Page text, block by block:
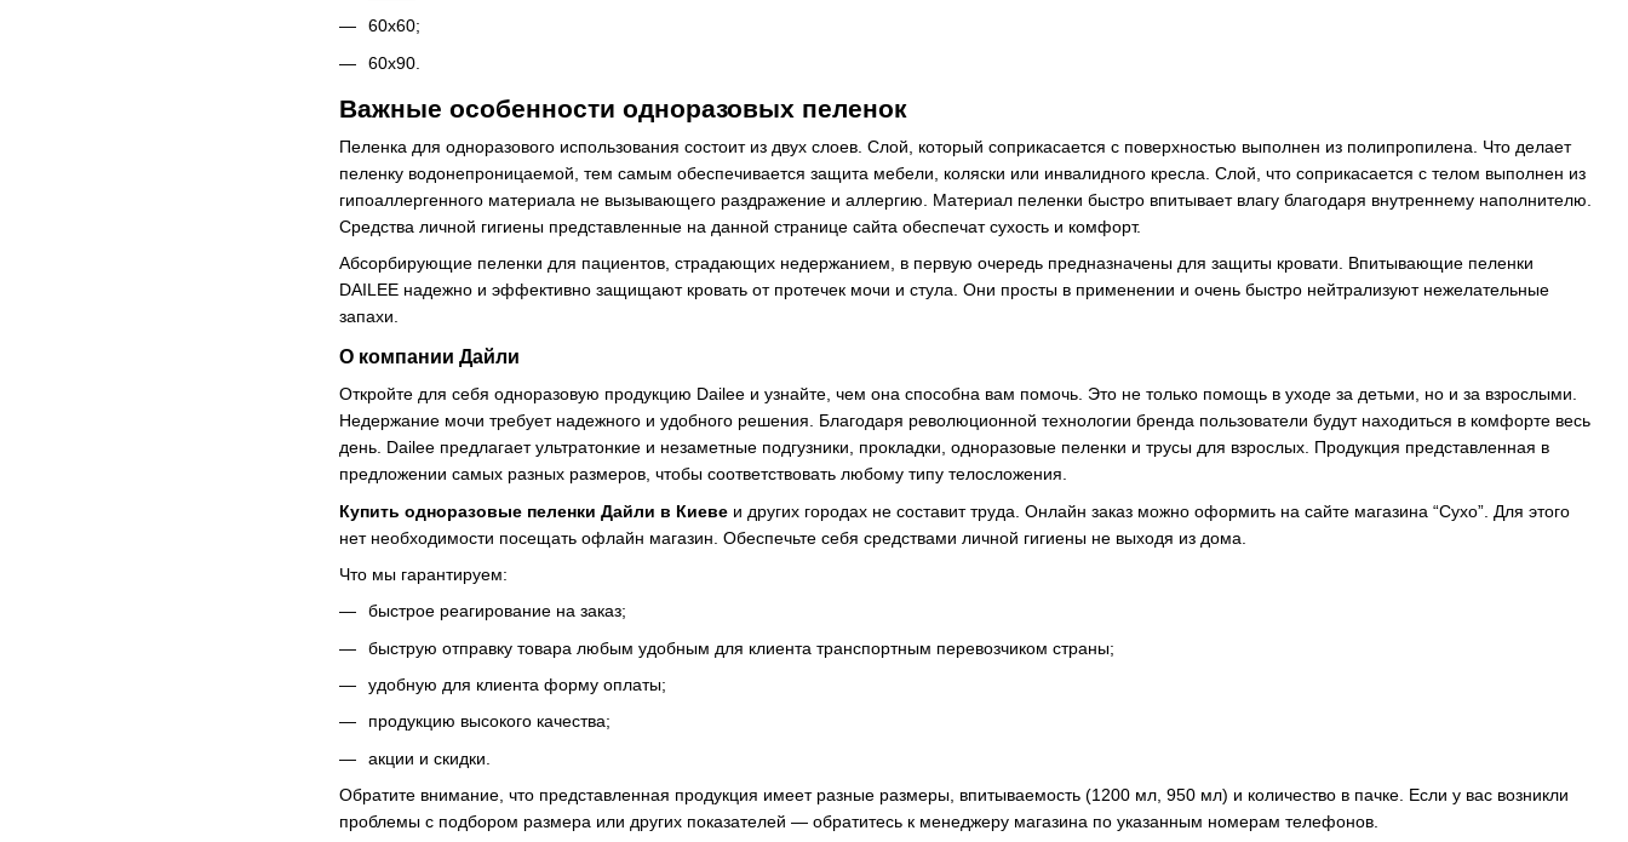
60x60;
60x90.
Важные особенности одноразовых пеленок
Пеленка для одноразового использования состоит из двух слоев. Слой, который соприкасается с поверхностью выполнен из полипропилена. Что делает
пеленку водонепроницаемой, тем самым обеспечивается защита мебели, коляски или инвалидного кресла. Слой, что соприкасается с телом выполнен из
гипоаллергенного материала не вызывающего раздражение и аллергию. Материал пеленки быстро впитывает влагу благодаря внутреннему наполнителю.
Средства личной гигиены представленные на данной странице сайта обеспечат сухость и комфорт.
Абсорбирующие пеленки для пациентов, страдающих недержанием, в первую очередь предназначены для защиты кровати. Впитывающие пеленки
DAILEE надежно и эффективно защищают кровать от протечек мочи и стула. Они просты в применении и очень быстро нейтрализуют нежелательные
запахи.
О компании Дайли
Откройте для себя одноразовую продукцию Dailee и узнайте, чем она способна вам помочь. Это не только помощь в уходе за детьми, но и за взрослыми.
Недержание мочи требует надежного и удобного решения. Благодаря революционной технологии бренда пользователи будут находиться в комфорте весь
день. Dailee предлагает ультратонкие и незаметные подгузники, прокладки, одноразовые пеленки и трусы для взрослых. Продукция представленная в
предложении самых разных размеров, чтобы соответствовать любому типу телосложения.
Купить одноразовые пеленки Дайли в Киеве и других городах не составит труда. Онлайн заказ можно оформить на сайте магазина “Cyxo”. Для этого
нет необходимости посещать офлайн магазин. Обеспечьте себя средствами личной гигиены не выходя из дома.
Что мы гарантируем:
быстрое реагирование на заказ;
быструю отправку товара любым удобным для клиента транспортным перевозчиком страны;
удобную для клиента форму оплаты;
продукцию высокого качества;
акции и скидки.
Обратите внимание, что представленная продукция имеет разные размеры, впитываемость (1200 мл, 950 мл) и количество в пачке. Если у вас возникли
проблемы с подбором размера или других показателей — обратитесь к менеджеру магазина по указанным номерам телефонов.